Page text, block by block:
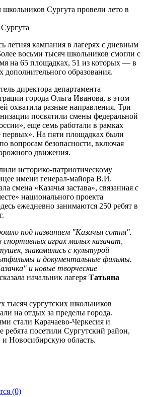
летняя кампания в лагерях с дневным
восьми тысяч школьников смогли с
на 65 площадках, 51 из которых — в
дополнительного образования.
директора департамента
города Ольга Иванова, в этом
охватила разные направления. Три
посвятили смены федеральной
еще семь работали в рамках
На пяти площадках были
вопросам безопасности, включая
движения.
историко-патриотическому
имени генерал-майора В.И.
смена «Казачья застава», связанная с
национального проекта
ежедневно занимаются 250 ребят в
под названием "Казачья сотня".
спортивных играх малых казачат,
знакомились с культурой
и документальные фильмы.
и новые творческие
начальник лагеря Татьяна
тысяч сургутских школьников
на отдых за пределы города.
стали Карачаево-Черкесия и
посетили Сургутский район,
Новосибирскую область.
(0)